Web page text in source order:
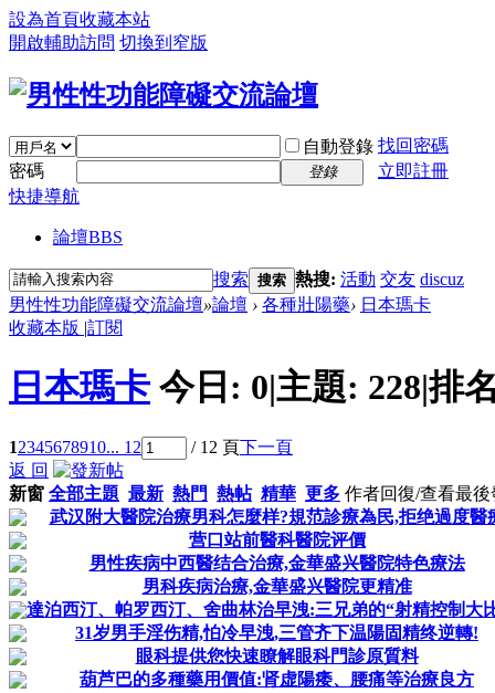
設為首頁收藏本站
開啟輔助訪問 切換到窄版
自動登錄 找回密碼
密碼
登錄
立即註冊
快捷導航
論壇BBS
搜索 搜索 熱搜: 活動 交友 discuz
男性性功能障礙交流論壇»論壇 › 各種壯陽藥› 日本瑪卡
收藏本版 |訂閱
日本瑪卡 今日: 0|主題: 228|排
12345678910... 12 / 12 頁下一頁
返 回
新窗 全部主題 最新 熱門 熱帖 精華 更多 作者回復/查看最後
武汉附大醫院治療男科怎麼样?規范診療為民,拒绝過度醫
营口站前醫科醫院评價
男性疾病中西醫结合治療,金華盛兴醫院特色療法
男科疾病治療,金華盛兴醫院更精准
達泊西汀、帕罗西汀、舍曲林治早洩:三兄弟的“射精控制大
31岁男手淫伤精,怕冷早洩,三管齐下温陽固精终逆轉!
眼科提供您快速瞭解眼科門診原質料
葫芦巴的多種藥用價值:肾虚陽痿、腰痛等治療良方